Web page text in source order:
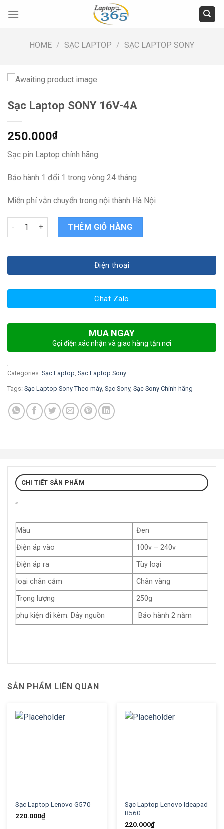
HOME / SẠC LAPTOP / SẠC LAPTOP SONY
Sạc Laptop SONY 16V-4A
250.000₫
Sạc pin Laptop chính hãng
Bảo hành 1 đổi 1 trong vòng 24 tháng
Miễn phí vẫn chuyển trong nội thành Hà Nội
Sạc Laptop SONY 16V-4A quantity
THÊM GIỎ HÀNG
Điện thoại
Chat Zalo
MUA NGAY
Gọi điện xác nhận và giao hàng tận nơi
Categories: Sạc Laptop Sạc Laptop Sony
Tags: Sạc Laptop Sony Theo máy, Sạc Sony, Sạc Sony Chính hãng
CHI TIẾT SẢN PHẨM
“
Màu
Đen
Điện áp vào
100v – 240v
Điện áp ra
Tùy loại
loại chân cắm
Chân vàng
Trọng lượng
250g
phụ kiện đi kèm: Dây nguồn
Bảo hành 2 năm
SẢN PHẨM LIÊN QUAN
Sạc Laptop Lenovo G570
220.000₫
Sạc Laptop Lenovo Ideapad
B560
220.000₫